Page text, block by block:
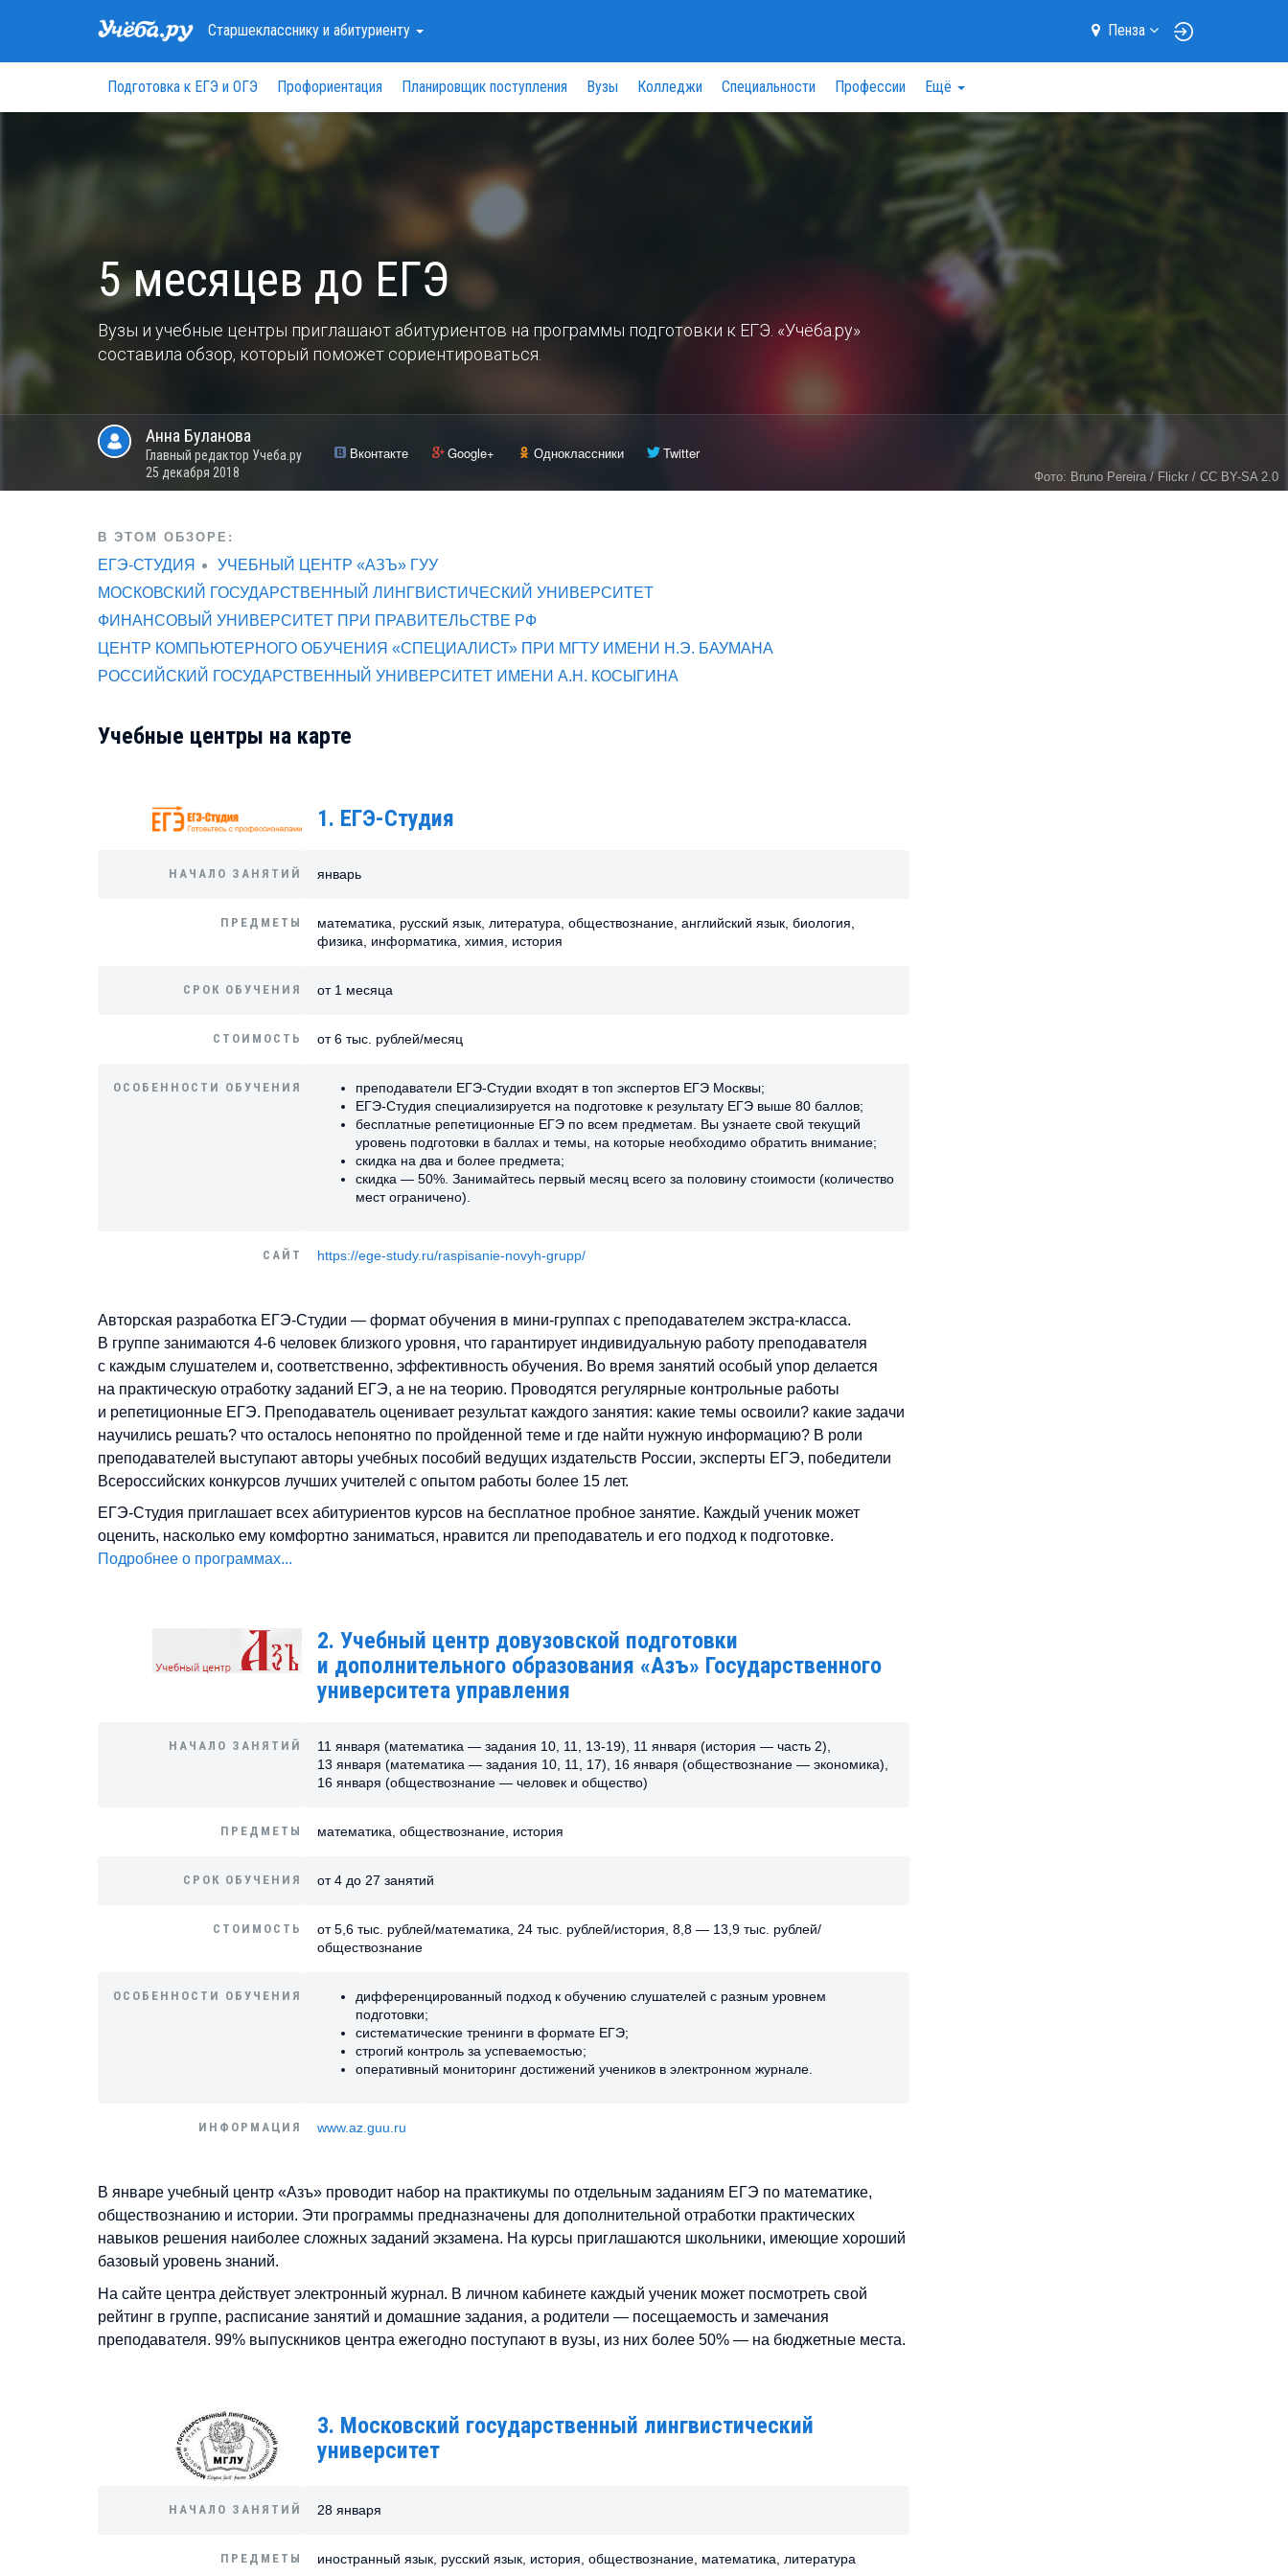
Старшеклассникуи абитуриенту Пенза
Подготовка к ЕГЭ и ОГЭ Профориентация Планировщик поступления Вузы Колледжи Специальности Профессии Ещё
5 месяцев до ЕГЭ
Вузы и учебные центры приглашают абитуриентов на программы подготовки к ЕГЭ. «Учёба.ру»
составила обзор, который поможет сориентироваться.
Анна Буланова
Главный редактор Учеба.ру
25 декабря 2018
Вконтакте Google+ Одноклассники Twitter
Фото: Bruno Pereira / Flickr / CC BY-SA 2.0
В ЭТОМ ОБЗОРЕ:
ЕГЭ-СТУДИЯ
УЧЕБНЫЙ ЦЕНТР «АЗЪ» ГУУ
МОСКОВСКИЙ ГОСУДАРСТВЕННЫЙ ЛИНГВИСТИЧЕСКИЙ УНИВЕРСИТЕТ
ФИНАНСОВЫЙ УНИВЕРСИТЕТ ПРИ ПРАВИТЕЛЬСТВЕ РФ
ЦЕНТР КОМПЬЮТЕРНОГО ОБУЧЕНИЯ «СПЕЦИАЛИСТ» ПРИ МГТУ ИМЕНИ Н.Э. БАУМАНА
РОССИЙСКИЙ ГОСУДАРСТВЕННЫЙ УНИВЕРСИТЕТ ИМЕНИ А.Н. КОСЫГИНА
Учебные центры на карте
1. ЕГЭ-Студия
НАЧАЛО ЗАНЯТИЙ январь
ПРЕДМЕТЫ
математика, русский язык, литература, обществознание, английский язык, биология,
физика, информатика, химия, история
СРОК ОБУЧЕНИЯ от 1 месяца
СТОИМОСТЬ от 6 тыс. рублей/месяц
ОСОБЕННОСТИ ОБУЧЕНИЯ
преподаватели ЕГЭ-Студии входят в топ экспертов ЕГЭ Москвы;
ЕГЭ-Студия специализируется на подготовке к результату ЕГЭ выше 80 баллов;
бесплатные репетиционные ЕГЭ по всем предметам. Вы узнаете свой текущий
уровень подготовки в баллах и темы, на которые необходимо обратить внимание;
скидка на два и более предмета;
скидка — 50%. Занимайтесь первый месяц всего за половину стоимости (количество
мест ограничено).
САЙТ https://ege-study.ru/raspisanie-novyh-grupp/
Авторская разработка ЕГЭ-Студии — формат обучения в мини-группах с преподавателем экстра-класса.
В группе занимаются 4-6 человек близкого уровня, что гарантирует индивидуальную работу преподавателя
с каждым слушателем и, соответственно, эффективность обучения. Во время занятий особый упор делается
на практическую отработку заданий ЕГЭ, а не на теорию. Проводятся регулярные контрольные работы
и репетиционные ЕГЭ. Преподаватель оценивает результат каждого занятия: какие темы освоили? какие задачи
научились решать? что осталось непонятно по пройденной теме и где найти нужную информацию? В роли
преподавателей выступают авторы учебных пособий ведущих издательств России, эксперты ЕГЭ, победители
Всероссийских конкурсов лучших учителей с опытом работы более 15 лет.
ЕГЭ-Студия приглашает всех абитуриентов курсов на бесплатное пробное занятие. Каждый ученик может
оценить, насколько ему комфортно заниматься, нравится ли преподаватель и его подход к подготовке.
Подробнее о программах...
2. Учебный центр довузовской подготовки
и дополнительного образования «Азъ» Государственного
университета управления
НАЧАЛО ЗАНЯТИЙ
11 января (математика — задания 10, 11, 13-19), 11 января (история — часть 2),
13 января (математика — задания 10, 11, 17), 16 января (обществознание — экономика),
16 января (обществознание — человек и общество)
ПРЕДМЕТЫ математика, обществознание, история
СРОК ОБУЧЕНИЯ от 4 до 27 занятий
СТОИМОСТЬ
от 5,6 тыс. рублей/математика, 24 тыс. рублей/история, 8,8 — 13,9 тыс. рублей/
обществознание
ОСОБЕННОСТИ ОБУЧЕНИЯ
дифференцированный подход к обучению слушателей с разным уровнем
подготовки;
систематические тренинги в формате ЕГЭ;
строгий контроль за успеваемостью;
оперативный мониторинг достижений учеников в электронном журнале.
ИНФОРМАЦИЯ www.az.guu.ru
В январе учебный центр «Азъ» проводит набор на практикумы по отдельным заданиям ЕГЭ по математике,
обществознанию и истории. Эти программы предназначены для дополнительной отработки практических
навыков решения наиболее сложных заданий экзамена. На курсы приглашаются школьники, имеющие хороший
базовый уровень знаний.
На сайте центра действует электронный журнал. В личном кабинете каждый ученик может посмотреть свой
рейтинг в группе, расписание занятий и домашние задания, а родители — посещаемость и замечания
преподавателя. 99% выпускников центра ежегодно поступают в вузы, из них более 50% — на бюджетные места.
3. Московский государственный лингвистический
университет
НАЧАЛО ЗАНЯТИЙ 28 января
ПРЕДМЕТЫ иностранный язык, русский язык, история, обществознание, математика, литература